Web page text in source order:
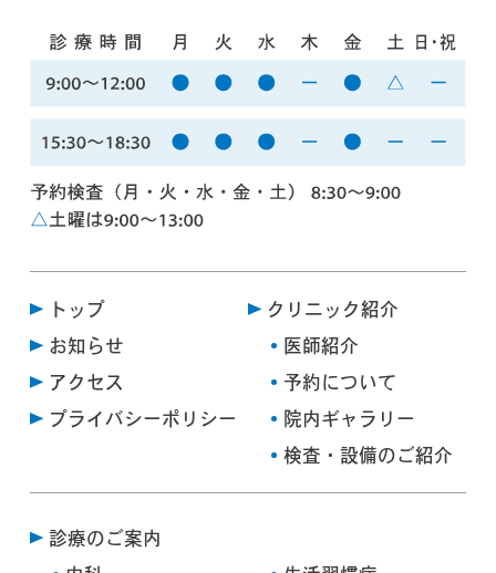
トップ
お知らせ
アクセス
プライバシーポリシー
クリニック紹介
医師紹介
予約について
院内ギャラリー
検査・設備のご紹介
診療のご案内